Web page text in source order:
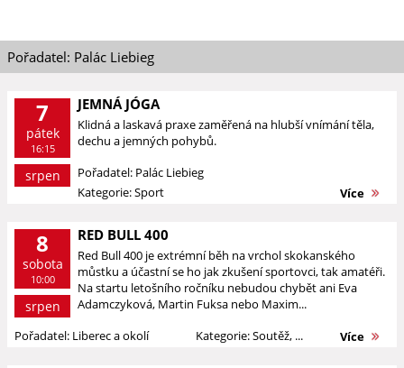
Pořadatel: Palác Liebieg
7
pátek
16:15
srpen
JEMNÁ JÓGA
Klidná a laskavá praxe zaměřená na hlubší vnímání těla,
dechu a jemných pohybů.
Pořadatel: Palác Liebieg
Kategorie: Sport
Více
8
sobota
10:00
srpen
RED BULL 400
Red Bull 400 je extrémní běh na vrchol skokanského
můstku a účastní se ho jak zkušení sportovci, tak amatéři.
Na startu letošního ročníku nebudou chybět ani Eva
Adamczyková, Martin Fuksa nebo Maxim...
Pořadatel: Liberec a okolí
Kategorie: Soutěž, ... Více